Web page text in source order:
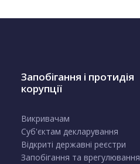
Запобігання і протидія
корупції
Викривачам
Суб'єктам декларування
Відкриті державні реєстри
Запобігання та врегулювання